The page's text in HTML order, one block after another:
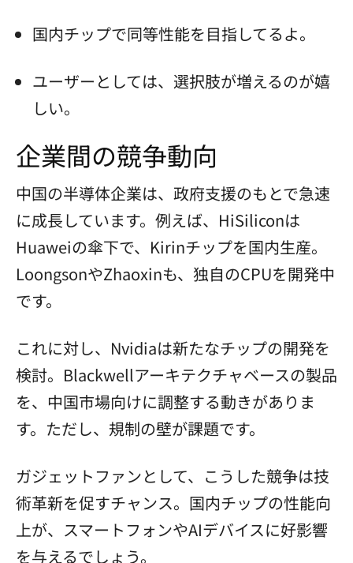
国内チップで同等性能を目指してるよ。
ユーザーとしては、選択肢が増えるのが嬉
しい。
企業間の競争動向
中国の半導体企業は、政府支援のもとで急速
に成長しています。例えば、HiSiliconは
Huaweiの傘下で、Kirinチップを国内生産。
LoongsonやZhaoxinも、独自のCPUを開発中
です。
これに対し、Nvidiaは新たなチップの開発を
検討。Blackwellアーキテクチャベースの製品
を、中国市場向けに調整する動きがありま
す。ただし、規制の壁が課題です。
ガジェットファンとして、こうした競争は技
術革新を促すチャンス。国内チップの性能向
上が、スマートフォンやAIデバイスに好影響
を与えるでしょう。